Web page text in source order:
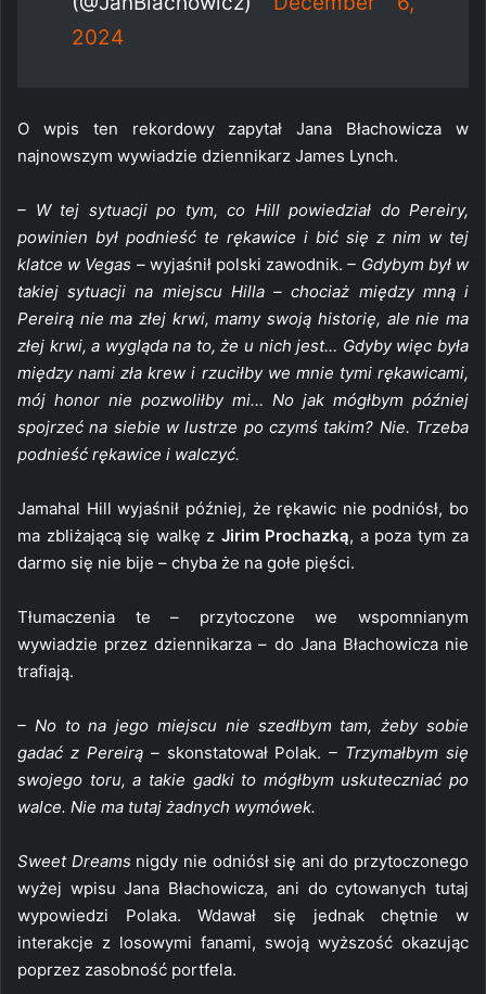
2024
O wpis ten rekordowy zapytał Jana Błachowicza w
najnowszym wywiadzie dziennikarz James Lynch.
– W tej sytuacji po tym, co Hill powiedział do Pereiry,
powinien był podnieść te rękawice i bić się z nim w tej
klatce w Vegas –wyjaśnił polski zawodnik.– Gdybym był w
takiej sytuacji na miejscu Hilla – chociaż między mną i
Pereirą nie ma złej krwi, mamy swoją historię, ale nie ma
złej krwi, a wygląda na to, że u nich jest… Gdyby więc była
między nami zła krew i rzuciłby we mnie tymi rękawicami,
mój honor nie pozwoliłby mi… No jak mógłbym później
spojrzeć na siebie w lustrze po czymś takim? Nie. Trzeba
podnieść rękawice i walczyć.
Jamahal Hill wyjaśnił później, że rękawic nie podniósł, bo
ma zbliżającą się walkę z Jirim Prochazką, a poza tym za
darmo się nie bije – chyba że na gołe pięści.
Tłumaczenia te – przytoczone we wspomnianym
wywiadzie przez dziennikarza – do Jana Błachowicza nie
trafiają.
– No to na jego miejscu nie szedłbym tam, żeby sobie
gadać z Pereirą –skonstatował Polak.– Trzymałbym się
swojego toru, a takie gadki to mógłbym uskuteczniać po
walce. Nie ma tutaj żadnych wymówek.
Sweet Dreams nigdy nie odniósł się ani do przytoczonego
wyżej wpisu Jana Błachowicza, ani do cytowanych tutaj
wypowiedzi Polaka. Wdawał się jednak chętnie w
interakcje z losowymi fanami, swoją wyższość okazując
poprzez zasobność portfela.